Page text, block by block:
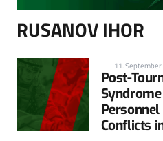
RUSANOV IHOR
11.
Post-
Conflicts